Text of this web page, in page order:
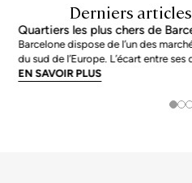
Derniers
Quartiers les plus chers de
Barcelone dispose de l’un des
du sud de l’Europe. L’écart entre
moyenne de la ville n’est pas
EN SAVOIR PLUS